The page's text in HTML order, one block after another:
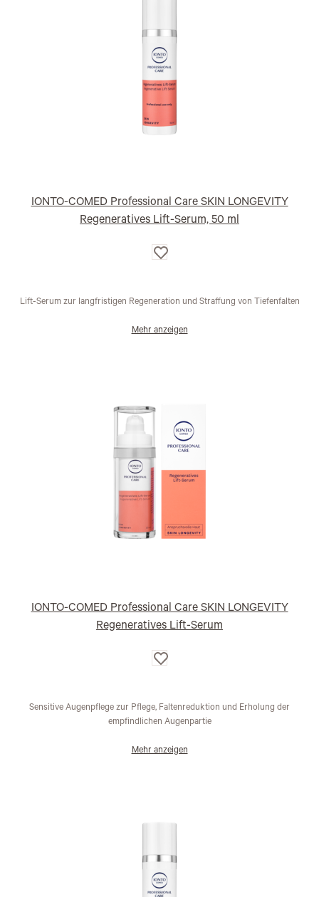
IONTO-COMED Professional Care SKIN LONGEVITY
Regeneratives Lift-Serum, 50 ml
Auf
die
Lift-Serum zur langfristigen Regeneration und Straffung von Tiefenfalten
Mehr anzeigen
IONTO-COMED Professional Care SKIN LONGEVITY
Regeneratives Lift-Serum
Auf
die
Sensitive Augenpflege zur Pflege, Faltenreduktion und Erholung der
empfindlichen Augenpartie
Mehr anzeigen